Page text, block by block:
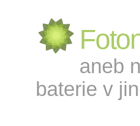
aneb
baterie v